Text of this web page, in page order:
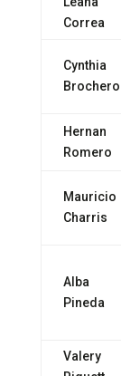
Correa
Cynthia
Brochero
Hernan
Romero
Mauricio
Charris
Alba
Pineda
Valery